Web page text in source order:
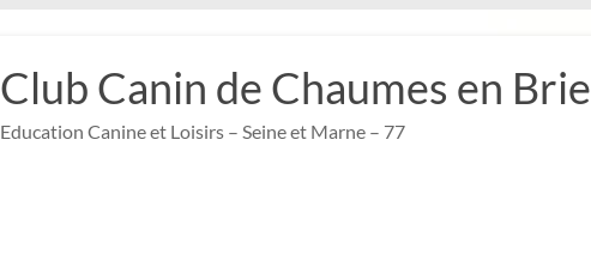
Club Canin de Chaumes en Brie
Education Canine et Loisirs – Seine et Marne – 77